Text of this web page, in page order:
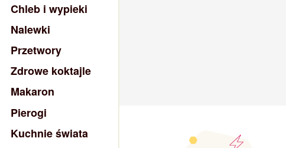
Chleb i wypieki
Nalewki
Przetwory
Zdrowe koktajle
Makaron
Pierogi
Kuchnie świata